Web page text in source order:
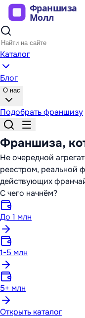
Каталог
Блог
О нас
Подобрать франшизу
Франшиза,
Не очередной
реестром, реальной
действующих
С чего начнём?
До 1 млн
1-5 млн
5+ млн
Открыть каталог